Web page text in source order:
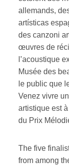
allemands,
artísticas
des canzoni
œuvres de
l’acoustique
Musée des
le public que
Venez vivre
artistique est
du Prix
The five
from among